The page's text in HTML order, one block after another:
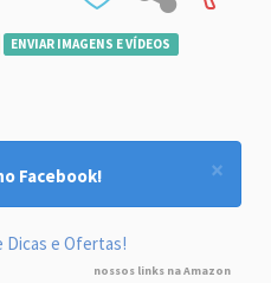
ENVIAR IMAGENS E VÍDEOS
×
Facebook!
Dicas e Ofertas!
nossos links na Amazon